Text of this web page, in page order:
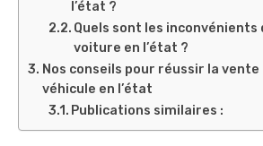
l’état ?
Quels sont les inconvénients
voiture en l’état ?
Nos conseils pour réussir la
véhicule en l’état
Publications similaires :